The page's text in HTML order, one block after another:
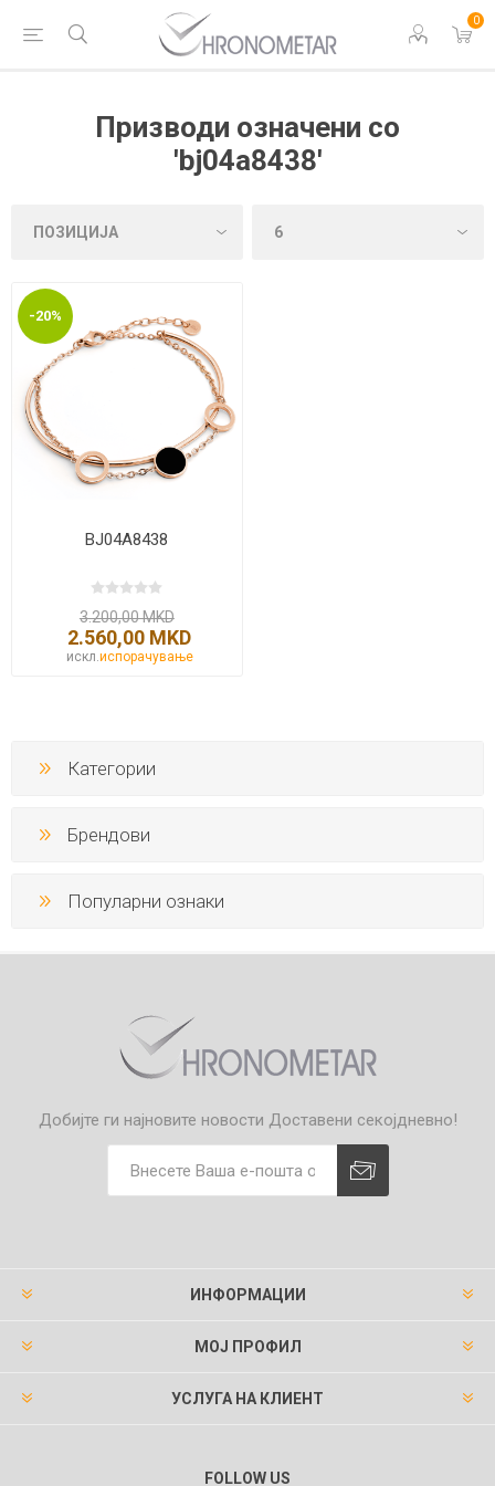
0
Призводи означени со
'bj04a8438'
-20%
BJ04A8438
3.200,00 MKD
2.560,00 MKD
искл. испорачување
Категории
Брендови
Популарни ознаки
Добијте ги најновите новости Доставени секојдневно!
ИНФОРМАЦИИ
МОЈ ПРОФИЛ
УСЛУГА НА КЛИЕНТ
FOLLOW US